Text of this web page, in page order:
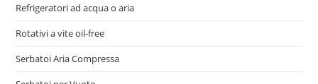
Refrigeratori ad acqua o aria
Rotativi a vite oil-free
Serbatoi Aria Compressa